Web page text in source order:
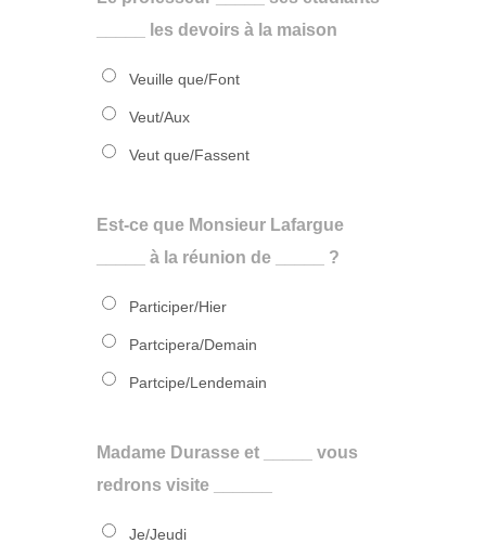
_____ les devoirs à la maison
Veuille que/Font
Veut/Aux
Veut que/Fassent
Est-ce que Monsieur Lafargue
_____ à la réunion de _____ ?
Participer/Hier
Partcipera/Demain
Partcipe/Lendemain
Madame Durasse et _____ vous
redrons visite ______
Je/Jeudi